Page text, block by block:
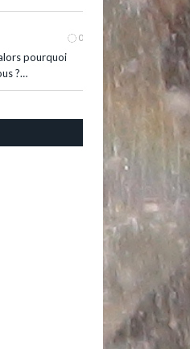
0
pourquoi
?…